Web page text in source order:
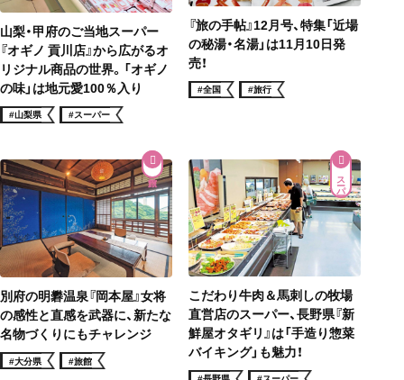
山梨・甲府のご当地スーパー
『オギノ 貢川店』から広がるオ
リジナル商品の世界。「オギノ
の味」は地元愛100％入り
#山梨県 #スーパー
『旅の手帖』12月号、特集「近場
の秘湯・名湯」は11月10日発
売！
#全国 #旅行
別府の明礬温泉『岡本屋』女将
の感性と直感を武器に、新たな
名物づくりにもチャレンジ
#大分県 #旅館
スーパー
こだわり牛肉＆馬刺しの牧場
直営店のスーパー、長野県『新
鮮屋オタギリ』は「手造り惣菜
バイキング」も魅力！